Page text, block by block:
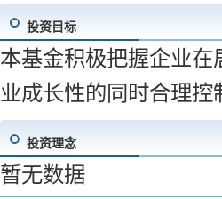
投资目标
本基金积极把握企业
业成长性的同时合理
投资理念
暂无数据